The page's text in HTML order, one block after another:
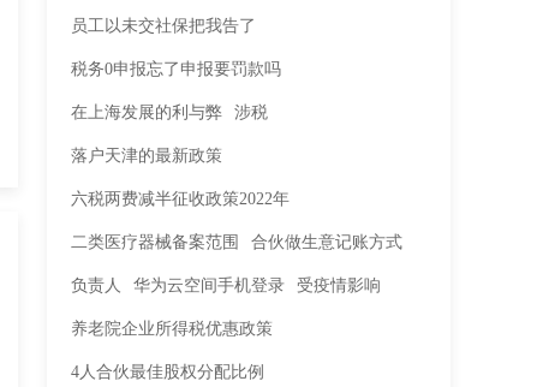
员工以未交社保把我告了
税务0申报忘了申报要罚款吗
在上海发展的利与弊 涉税
落户天津的最新政策
六税两费减半征收政策2022年
二类医疗器械备案范围 合伙做生意记账方式
负责人 华为云空间手机登录 受疫情影响
养老院企业所得税优惠政策
4人合伙最佳股权分配比例